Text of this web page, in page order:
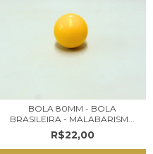
BOLA 80MM - BOLA
BRASILEIRA - MALABARISM...
R$22,00